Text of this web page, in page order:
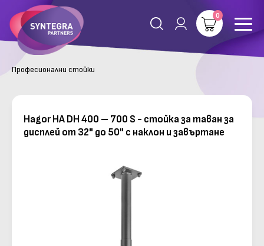
0
Професионални стойки
Hagor HA DH 400 – 700 S - стойка за таван за
дисплей от 32" до 50" с наклон и завъртане